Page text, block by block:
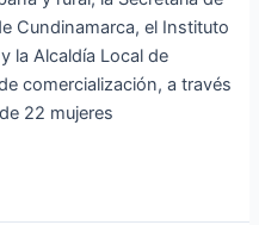
Cundinamarca, el Instituto
la Alcaldía Local de
comercialización, a través
22 mujeres